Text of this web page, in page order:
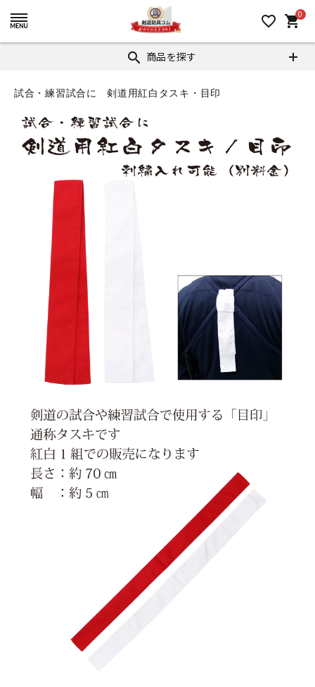
favorite_border 0
shopping_cart
search 商品を探す
試合・練習試合に 剣道用紅白タスキ・目印